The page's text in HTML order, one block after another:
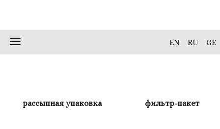
EN RU GE
Toggle
navigation
рассыпная упаковка фильтр-пакет